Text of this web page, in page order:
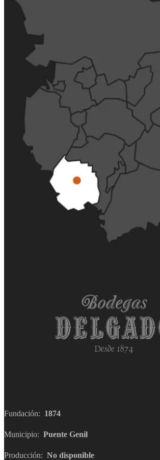
Fundación: 1874
Municipio: Puente Genil
Producción: No disponible